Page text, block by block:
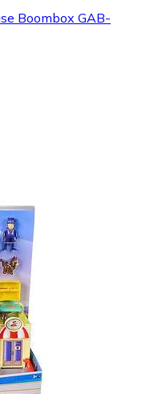
Boombox GAB-